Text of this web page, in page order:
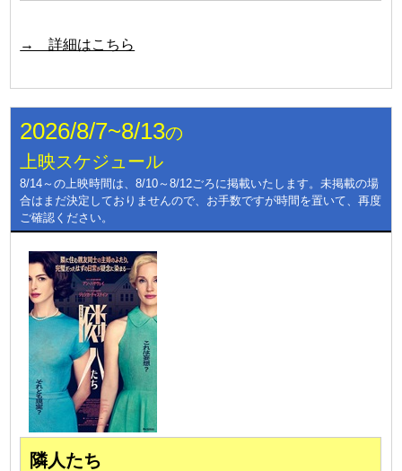
→ 詳細はこちら
2026/8/7~8/13の
上映スケジュール
8/14～の上映時間は、8/10～8/12ごろに掲載いたします。未掲載の場
合はまだ決定しておりませんので、お手数ですが時間を置いて、再度
ご確認ください。
隣人たち